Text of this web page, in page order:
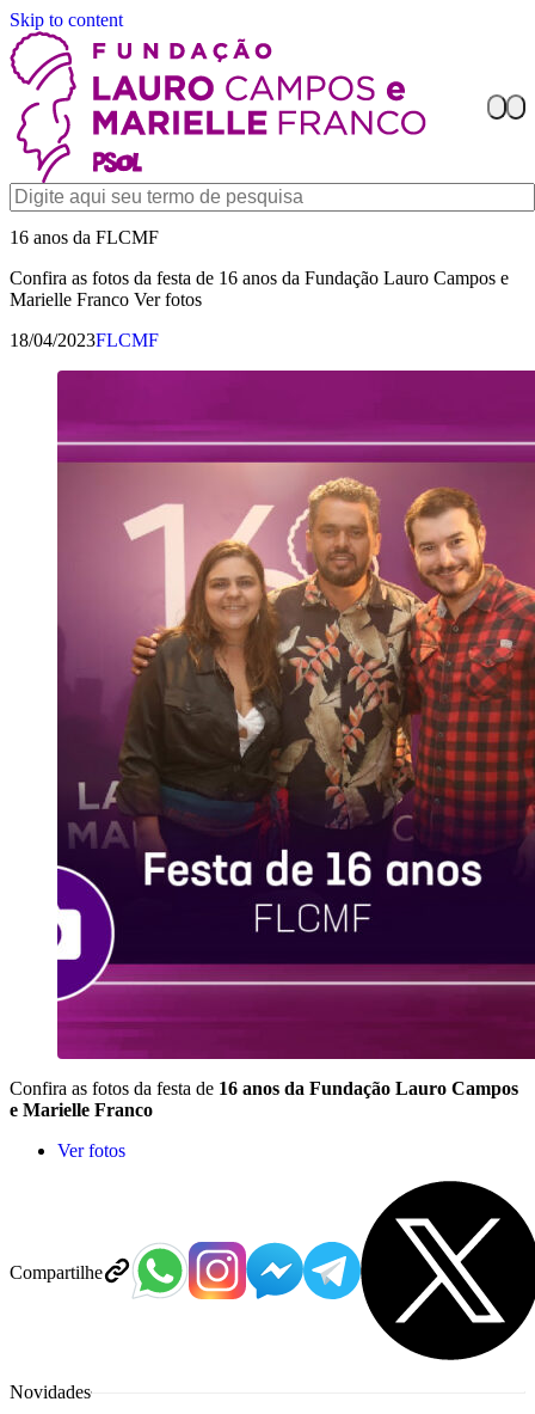
Skip to content
16 anos da FLCMF
Confira as fotos da festa de 16 anos da Fundação Lauro Campos e
Marielle Franco Ver fotos
18/04/2023FLCMF
Compartilhe
Confira as fotos da festa de 16 anos da Fundação Lauro Campos
e Marielle Franco
Ver fotos
Novidades